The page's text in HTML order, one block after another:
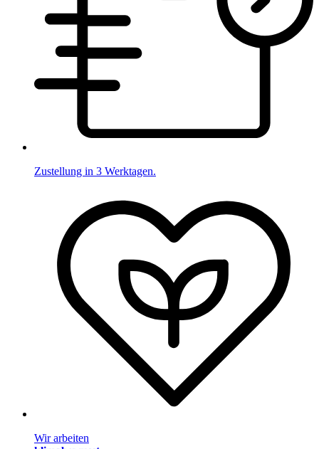
Zustellung in 3 Werktagen.
Wir arbeiten